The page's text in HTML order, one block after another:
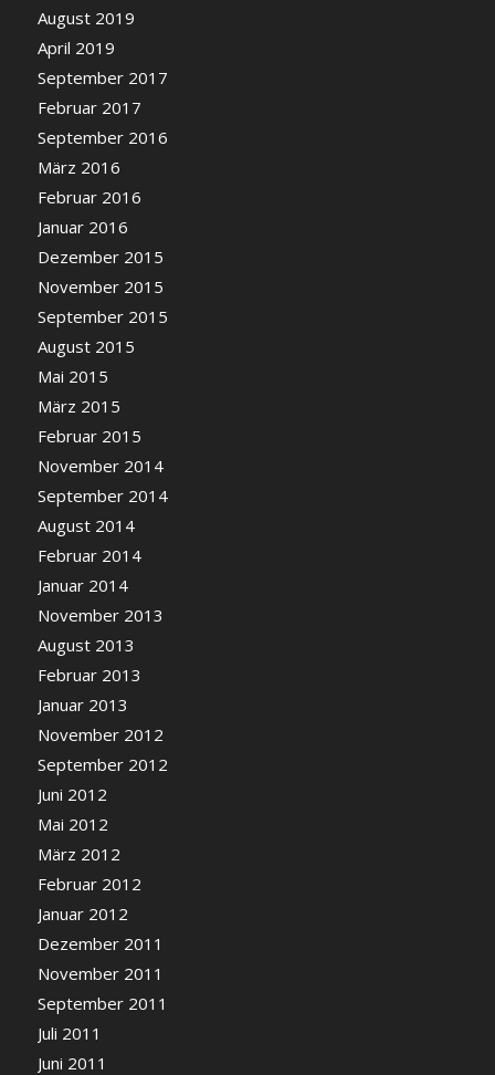
August 2019
April 2019
September 2017
Februar 2017
September 2016
März 2016
Februar 2016
Januar 2016
Dezember 2015
November 2015
September 2015
August 2015
Mai 2015
März 2015
Februar 2015
November 2014
September 2014
August 2014
Februar 2014
Januar 2014
November 2013
August 2013
Februar 2013
Januar 2013
November 2012
September 2012
Juni 2012
Mai 2012
März 2012
Februar 2012
Januar 2012
Dezember 2011
November 2011
September 2011
Juli 2011
Juni 2011